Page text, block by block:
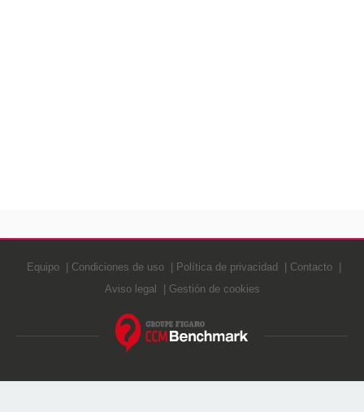
Equipo Condiciones de uso Política de privacidad
Contacto
Aviso legal
Gestión de cookies